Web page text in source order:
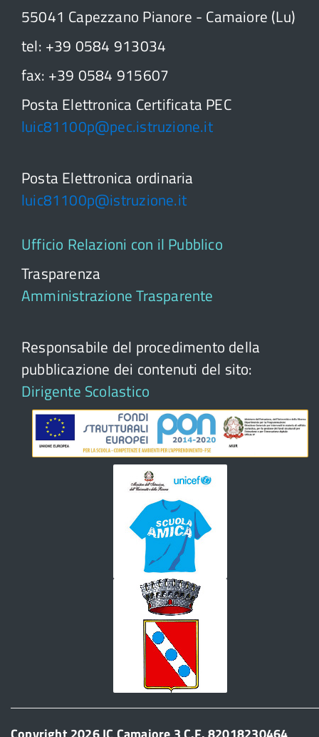
55041 Capezzano Pianore - Camaiore (Lu)
tel: +39 0584 913034
fax: +39 0584 915607
Posta Elettronica Certificata PEC
luic81100p@pec.istruzione.it
Posta Elettronica ordinaria
luic81100p@istruzione.it
Ufficio Relazioni con il Pubblico
Trasparenza
Amministrazione Trasparente
Responsabile del procedimento della
pubblicazione dei contenuti del sito:
Dirigente Scolastico